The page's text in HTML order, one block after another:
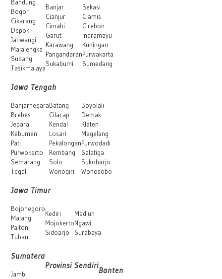
Bandung
Bogor
Cikarang
Depok
Jatiwangi
Majalengka
Subang
Tasikmalaya
Banjar
Cianjur
Cimahi
Garut
Karawang
Pangandaran
Sukabumi
Bekasi
Ciamis
Cirebon
Indramayu
Kuningan
Purwakarta
Sumedang
Jawa Tengah
Banjarnegara
Brebes
Jepara
Kebumen
Pati
Purwokerto
Semarang
Tegal
Batang
Cilacap
Kendal
Losari
Pekalongan
Rembang
Solo
Wonogiri
Boyolali
Demak
Klaten
Magelang
Purwodadi
Salatiga
Sukoharjo
Wonosobo
Jawa Timur
Bojonegoro
Malang
Paiton
Tuban
Kediri
Mojokerto
Sidoarjo
Madiun
Ngawi
Surabaya
Sumatera
Jambi
Provinsi SendiriBanten